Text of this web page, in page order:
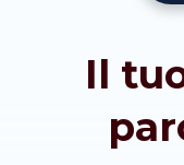
Il